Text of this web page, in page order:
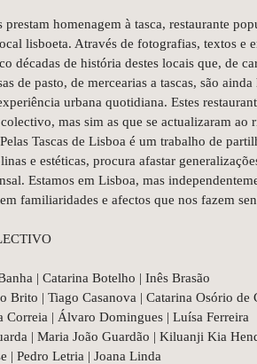
homenagem à tasca, restaurante
lisboeta. Através de fotografias, textos e
décadas de história destes locais que, de
de pasto, de mercearias a tascas, são
urbana quotidiana. Estes
mas sim as que se actualizaram ao
Tascas de Lisboa é um trabalho de
e estéticas, procura afastar
Estamos em Lisboa, mas
familiaridades e afectos que nos fazem
| Catarina Botelho | Inês Brasão
Brito | Tiago Casanova | Catarina Osório de
Correia | Álvaro Domingues | Luísa Ferreira
| Maria João Guardão | Kiluanji Kia
| Pedro Letria | Joana Linda